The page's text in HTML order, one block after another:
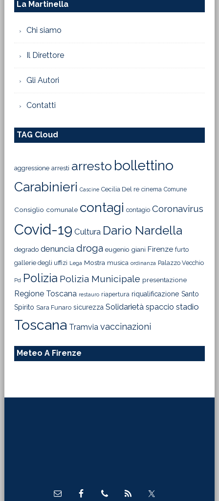
La Martinella
Chi siamo
Il Direttore
Gli Autori
Contatti
TAG Cloud
aggressione arresti arresto bollettino
Carabinieri Cascine Cecilia Del re cinema Comune
Consiglio comunale contagi contagio Coronavirus
Covid-19 Cultura Dario Nardella
degrado denuncia droga eugenio giani Firenze furto
gallerie degli uffizi Lega Mostra musica ordinanza Palazzo Vecchio
Pd Polizia Polizia Municipale presentazione
Regione Toscana restauro riapertura riqualificazione Santo
Spirito Sara Funaro sicurezza Solidarietà spaccio stadio
Toscana Tramvia vaccinazioni
Meteo A Firenze